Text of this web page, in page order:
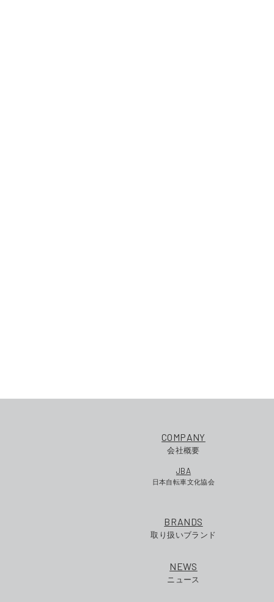
COMPANY
会社概要
JBA
日本自転車文化協会
BRANDS
取り扱いブランド
NEWS
ニュース